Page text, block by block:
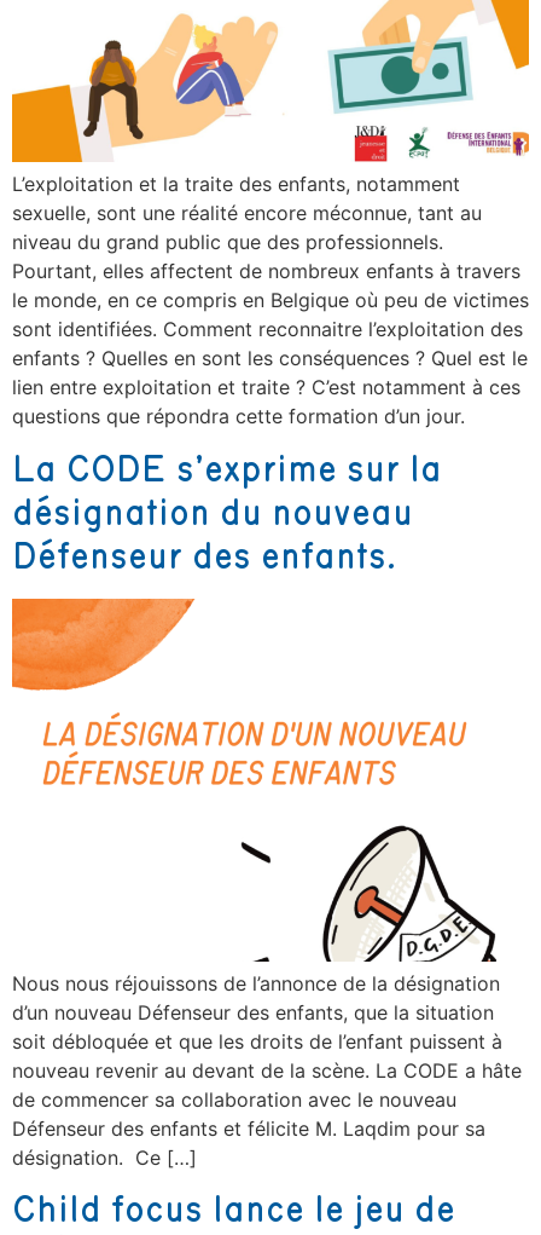
L’exploitation et la traite des enfants, notamment
sexuelle, sont une réalité encore méconnue, tant au
niveau du grand public que des professionnels.
Pourtant, elles affectent de nombreux enfants à travers
le monde, en ce compris en Belgique où peu de victimes
sont identifiées. Comment reconnaitre l’exploitation des
enfants ? Quelles en sont les conséquences ? Quel est le
lien entre exploitation et traite ? C’est notamment à ces
questions que répondra cette formation d’un jour.
La CODE s’exprime sur la
désignation du nouveau
Défenseur des enfants.
Nous nous réjouissons de l’annonce de la désignation
d’un nouveau Défenseur des enfants, que la situation
soit débloquée et que les droits de l’enfant puissent à
nouveau revenir au devant de la scène. La CODE a hâte
de commencer sa collaboration avec le nouveau
Défenseur des enfants et félicite M. Laqdim pour sa
désignation. Ce […]
Child focus lance le jeu de